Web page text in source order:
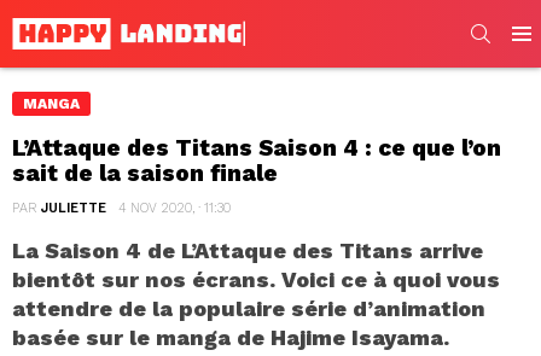
MANGA
L’Attaque des Titans Saison 4 : ce que l’on
sait de la saison finale
PAR JULIETTE 4 NOV 2020, · 11:30
La Saison 4 de L’Attaque des Titans arrive
bientôt sur nos écrans. Voici ce à quoi vous
attendre de la populaire série d’animation
basée sur le manga de Hajime Isayama.